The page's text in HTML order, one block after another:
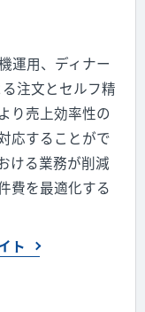
運用、ディナー
注文とセルフ精
り売上効率性の
応することがで
ける業務が削減
費を最適化する
ト